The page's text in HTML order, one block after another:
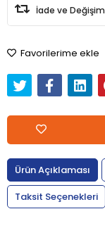
İade ve Değişim
Favorilerime ekle
Ürün Açıklaması
Taksit Seçenekleri